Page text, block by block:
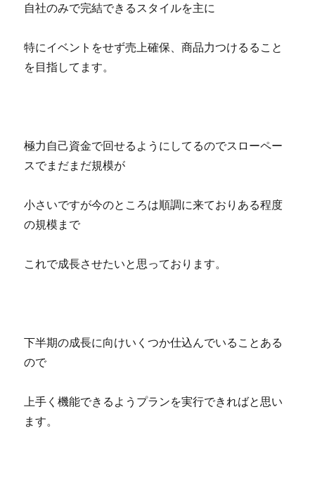
自社のみで完結できるスタイルを主に
特にイベントをせず売上確保、商品力つけるること
を目指してます。
極力自己資金で回せるようにしてるのでスローペー
スでまだまだ規模が
小さいですが今のところは順調に来ておりある程度
の規模まで
これで成長させたいと思っております。
下半期の成長に向けいくつか仕込んでいることある
ので
上手く機能できるようプランを実行できればと思い
ます。